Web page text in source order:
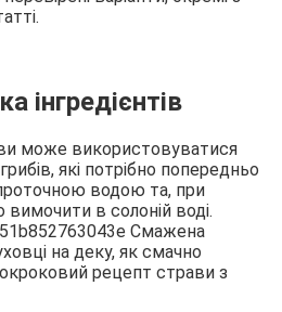
інгредієнтів
може використовуватися
які потрібно попередньо
водою та, при
вимочити в солоній воді.